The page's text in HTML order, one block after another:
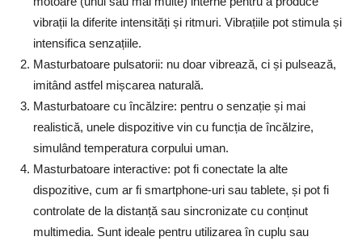
vibrații la diferite intensități și ritmuri. Vibrațiile pot stimula și
intensifica senzațiile.
Masturbatoare pulsatorii: nu doar vibrează, ci și pulsează,
imitând astfel mișcarea naturală.
Masturbatoare cu încălzire: pentru o senzație și mai
realistică, unele dispozitive vin cu funcția de încălzire,
simulând temperatura corpului uman.
Masturbatoare interactive: pot fi conectate la alte
dispozitive, cum ar fi smartphone-uri sau tablete, și pot fi
controlate de la distanță sau sincronizate cu conținut
multimedia. Sunt ideale pentru utilizarea în cuplu sau